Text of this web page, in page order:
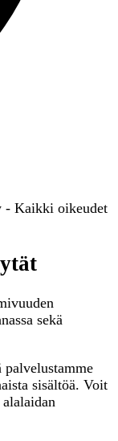
- Kaikki oikeudet
sekä
sisältöä. Voit